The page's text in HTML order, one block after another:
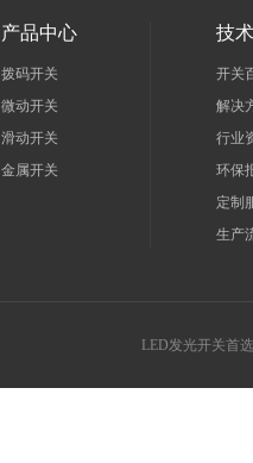
产品中心
拨码开关
微动开关
滑动开关
金属开关
技
开关
解决
行业
环保
定制
生产
LED发光开关首